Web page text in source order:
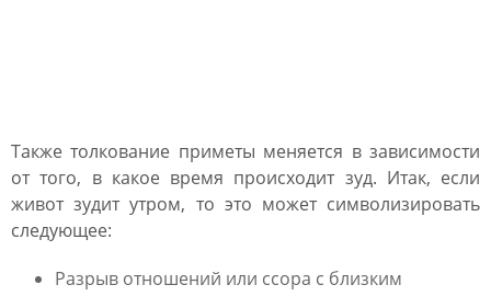
Также толкование приметы меняется в зависимости
от того, в какое время происходит зуд. Итак, если
живот зудит утром, то это может символизировать
следующее:
Разрыв отношений или ссора с близким